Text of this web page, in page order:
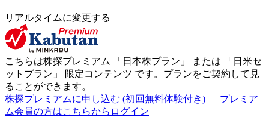
リアルタイムに変更する
こちらは株探プレミアム 「 日本株プラン 」 または 「 日米セ
ットプラン 」 限定コンテンツ です。プランをご契約して見
ることができます。
株探プレミアムに申し込む (初回無料体験付き)
プレミア
ム会員の方はこちらからログイン